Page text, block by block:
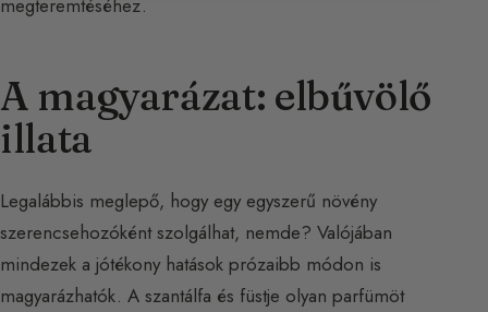
megteremtéséhez.
A magyarázat: elbűvölő
illata
Legalábbis meglepő, hogy egy egyszerű növény
szerencsehozóként szolgálhat, nemde? Valójában
mindezek a jótékony hatások prózaibb módon is
magyarázhatók. A szantálfa és füstje olyan parfümöt